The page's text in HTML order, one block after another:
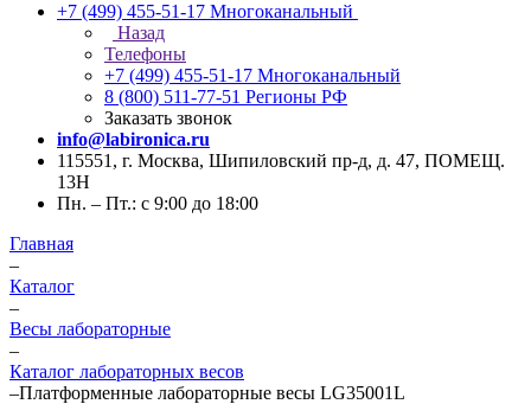
+7 (499) 455-51-17 Многоканальный
Назад
Телефоны
+7 (499) 455-51-17 Многоканальный
8 (800) 511-77-51 Регионы РФ
Заказать звонок
info@labironica.ru
115551, г. Москва, Шипиловский пр-д, д. 47, ПОМЕЩ.
13Н
Пн. – Пт.: с 9:00 до 18:00
Главная
–
Каталог
–
Весы лабораторные
–
Каталог лабораторных весов
–Платформенные лабораторные весы LG35001L